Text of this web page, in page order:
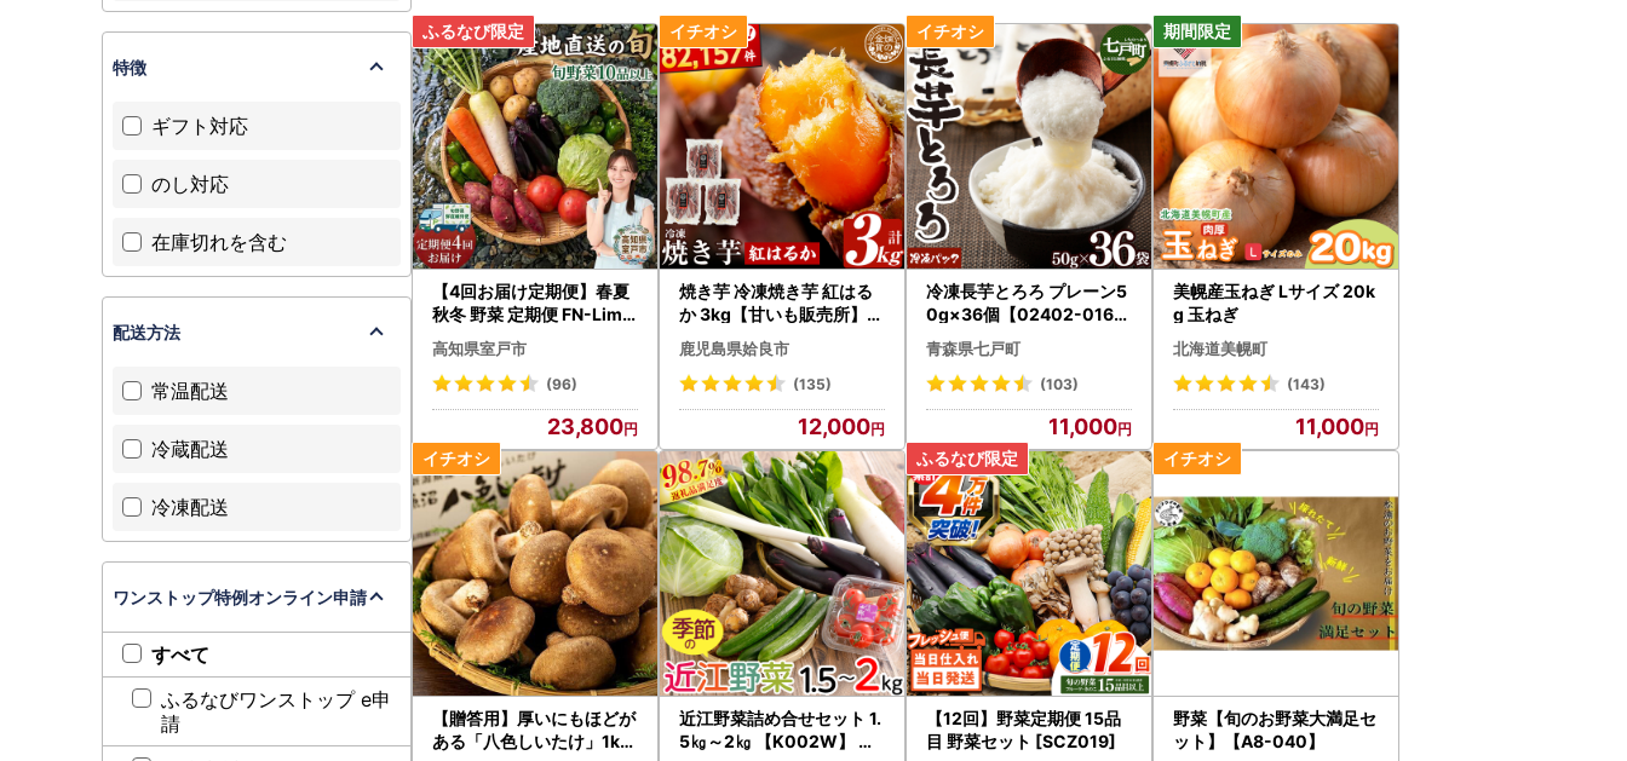
【4回お届け定期便】春夏
秋冬 野菜 定期便 FN-Limit
ed-PR
高知県室戸市
(96)
23,800
焼き芋 冷凍焼き芋 紅はる
か 3kg【甘いも販売所】a
0001-B3
鹿児島県姶良市
(135)
12,000
冷凍長芋とろろ プレーン5
0g×36個【02402-0163
】
青森県七戸町
(103)
11,000
美幌産玉ねぎ Lサイズ 20k
g 玉ねぎ
北海道美幌町
(143)
11,000
【贈答用】厚いにもほどが
ある「八色しいたけ」1kg
近江野菜詰め合せセット 1.
5㎏～2㎏ 【K002W】 野
【12回】野菜定期便 15品
目 野菜セット [SCZ019]
野菜【旬のお野菜大満足セ
ット】【A8-040】
特徴
ギフト対応
のし対応
在庫切れを含む
配送方法
常温配送
冷蔵配送
冷凍配送
ワンストップ特例オンライン申請
すべて
ふるなびワンストップ e申
請